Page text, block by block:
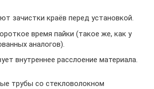
зачистки краёв перед установкой.
время пайки (такое же, как у
аналогов).
внутреннее расслоение материала.
трубы со стекловолокном